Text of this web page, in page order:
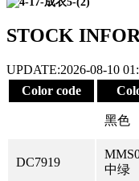
STOCK
UPDATE:2026-08-10
Color code
黑色
DC7919
中绿